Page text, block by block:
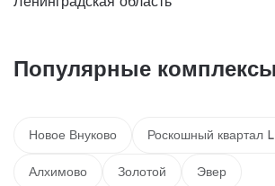
Популярные комплексы
Новое Внуково Роскошный квартал
Алхимово Золотой Эвер